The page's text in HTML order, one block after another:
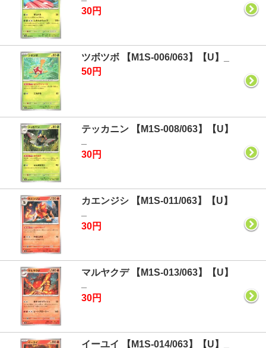
30円
ツボツボ 【M1S-006/063】【U】_
50円
テッカニン 【M1S-008/063】【U】
30円
カエンジシ 【M1S-011/063】【U】
30円
マルヤクデ 【M1S-013/063】【U】
30円
イーユイ 【M1S-014/063】【U】_